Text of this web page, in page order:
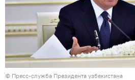
© Пресс-служба Президента узбекистана